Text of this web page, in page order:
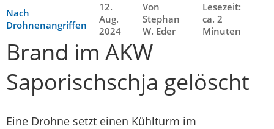
Nach
Drohnenangriffen
12.
Aug.
2024
Von
Stephan
W. Eder
Lesezeit:
ca. 2
Minuten
Brand im AKW
Saporischschja gelöscht
Eine Drohne setzt einen Kühlturm im